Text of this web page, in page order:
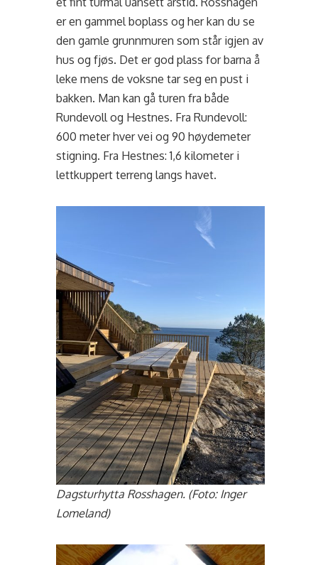
er en gammel boplass og her kan du se
den gamle grunnmuren som står igjen av
hus og fjøs. Det er god plass for barna å
leke mens de voksne tar seg en pust i
bakken. Man kan gå turen fra både
Rundevoll og Hestnes. Fra Rundevoll:
600 meter hver vei og 90 høydemeter
stigning. Fra Hestnes: 1,6 kilometer i
lettkuppert terreng langs havet.
Dagsturhytta Rosshagen. (Foto: Inger
Lomeland)